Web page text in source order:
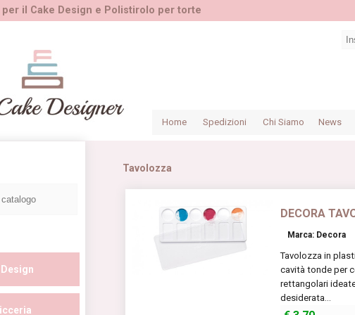
il Cake Design e Polistirolo per torte
Home
Spedizioni Chi Siamo News
Tavolozza
DECORA
Marca: Decora
Tavolozza in
cavità tonde per
rettangolari
desiderata...